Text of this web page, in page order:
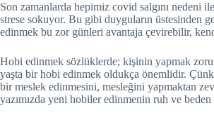
Son zamanlarda hepimiz covid salgını nedeni
strese sokuyor. Bu gibi duyguların üstesinden
edinmek bu zor günleri avantaja çevirebilir,
Hobi edinmek sözlüklerde; kişinin yapmak
yaşta bir hobi edinmek oldukça önemlidir.
bir meslek edinmesini, mesleğini yapmaktan
yazımızda yeni hobiler edinmenin ruh ve